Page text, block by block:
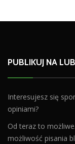
PUBLIKUJ NA
Interesujesz się
opiniami?
Od teraz to
możliwość pisania